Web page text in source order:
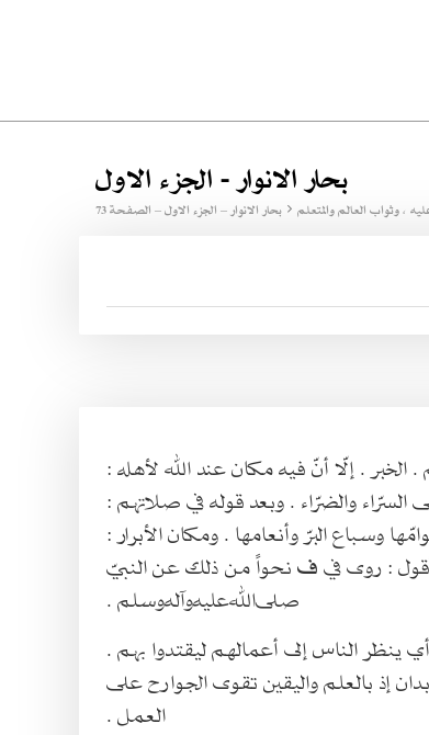
بحار الانوار - الجزء الاول
وثواب العالم والمتعلم بحار الانوار – الجزء الاول – الصفحة 73
. إلّا أنّ فيه مكان عند الله لأهله :
السرّاء والضرّاء . وبعد قوله في صلاتهم :
البرّ وأنعامها . ومكان الأبرار :
: روى فيفنحواً من ذلك عن النبيّ
صلى‌الله‌عليه‌وآله‌وسلم .
الناس إلى أعمالهم ليقتدوا بهم .
إذ بالعلم واليقين تقوى الجوارح على
العمل .